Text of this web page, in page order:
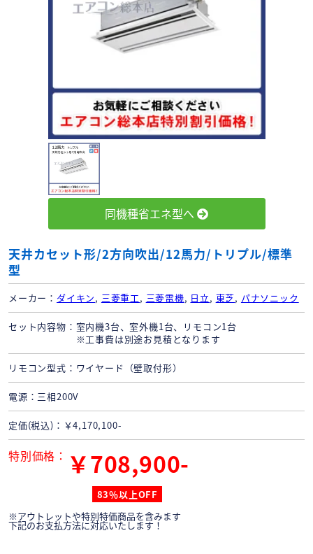
天井カセット形/2方向吹出/12馬力/トリプル/標準
型
メーカー ダイキン, 三菱重工, 三菱電機, 日立, 東芝, パナソニック
セット内容物
室内機3台、室外機1台、リモコン1台
※工事費は別途お見積となります
リモコン型式 ワイヤード（壁取付形）
電源 三相200V
定価(税込) ￥4,170,100-
特別価格 ￥708,900-
83％以上OFF
※アウトレットや特別特価商品を含みます
下記のお支払方法に対応いたします！
同機種省エネ型へ